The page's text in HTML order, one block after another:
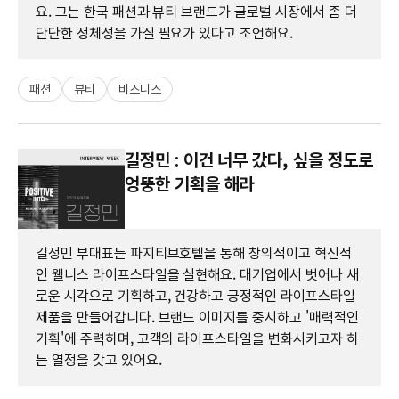
요. 그는 한국 패션과 뷰티 브랜드가 글로벌 시장에서 좀 더
단단한 정체성을 가질 필요가 있다고 조언해요.
패션 뷰티 비즈니스
길정민 : 이건 너무 갔다, 싶을 정도로
엉뚱한 기획을 해라
길정민 부대표는 파지티브호텔을 통해 창의적이고 혁신적
인 웰니스 라이프스타일을 실현해요. 대기업에서 벗어나 새
로운 시각으로 기획하고, 건강하고 긍정적인 라이프스타일
제품을 만들어갑니다. 브랜드 이미지를 중시하고 '매력적인
기획'에 주력하며, 고객의 라이프스타일을 변화시키고자 하
는 열정을 갖고 있어요.